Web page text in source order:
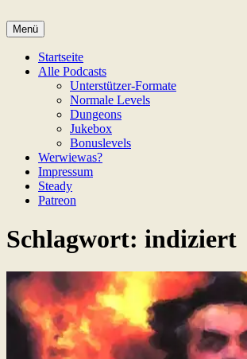
Inhalt
springen
Game Not Over
Menü
Startseite
Alle Podcasts
Unterstützer-Formate
Normale Levels
Dungeons
Jukebox
Bonuslevels
Werwiewas?
Impressum
Steady
Patreon
Schlagwort: indiziert